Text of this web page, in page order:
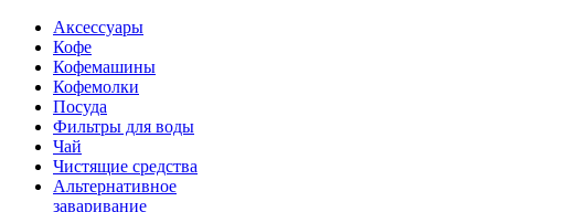
Аксессуары
Кофе
Кофемашины
Кофемолки
Посуда
Фильтры для воды
Чай
Чистящие средства
Альтернативное
заваривание